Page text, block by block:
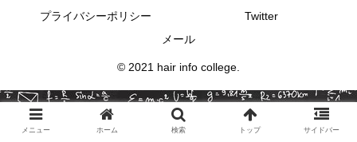
プライバシーポリシー
Twitter
メール
© 2021 hair info college.
メニュー ホーム 検索 トップ サイドバー